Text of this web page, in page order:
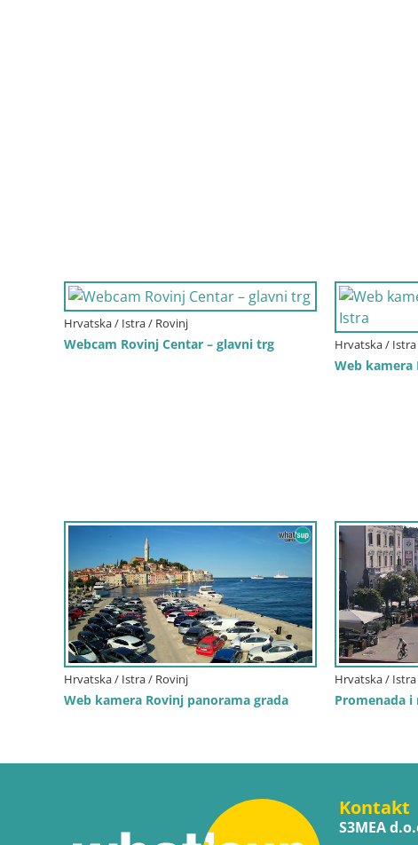
Hrvatska / Istra / Rovinj
Webcam Rovinj Centar – glavni trg Hrvatska /
Web kamera
Hrvatska / Istra / Rovinj
Web kamera Rovinj panorama grada
Hrvatska /
Promenada i
Kontakt
S3MEA